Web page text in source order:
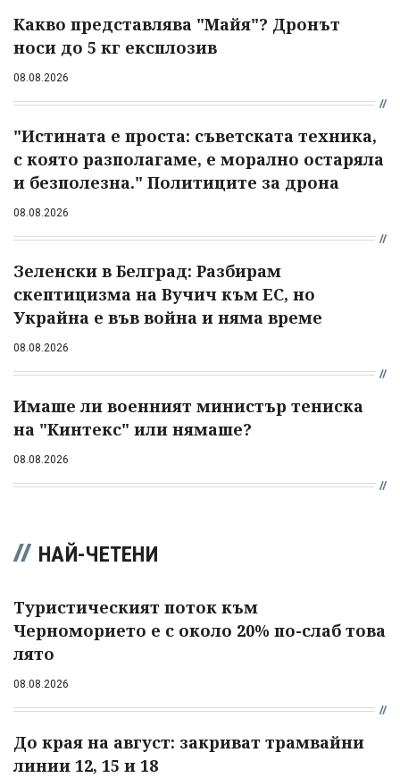
Какво представлява "Майя"? Дронът
носи до 5 кг експлозив
08.08.2026
"Истината е проста: съветската техника,
с която разполагаме, е морално остаряла
и безполезна." Политиците за дрона
08.08.2026
Зеленски в Белград: Разбирам
скептицизма на Вучич към ЕС, но
Украйна е във война и няма време
08.08.2026
Имаше ли военният министър тениска
на "Кинтекс" или нямаше?
08.08.2026
НАЙ-ЧЕТЕНИ
Туристическият поток към
Черноморието е с около 20% по-слаб това
лято
08.08.2026
До края на август: закриват трамвайни
линии 12, 15 и 18